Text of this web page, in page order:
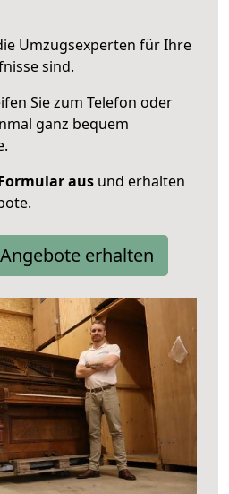
Umzugsexperten für Ihre
sind.
Sie zum Telefon oder
ganz bequem
aus und erhalten
erhalten